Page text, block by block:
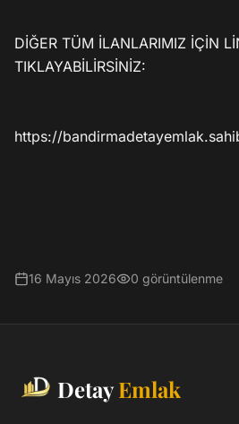
DİĞER TÜM İLANLARIMIZ İÇİN
TIKLAYABİLİRSİNİZ:
https://
16 Mayıs 2026 0 görüntülenme
Detay Emlak